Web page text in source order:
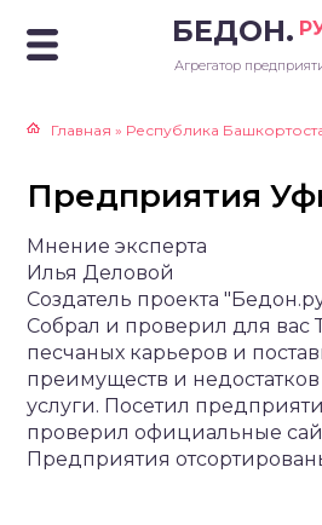
БЕДОН.
Агрегатор
Главная » Республика
Предприятия
Мнение эксперта
Илья Деловой
Создатель проекта
Собрал и проверил для вас
песчаных карьеров и
преимуществ и
услуги. Посетил
проверил официальные
Предприятия